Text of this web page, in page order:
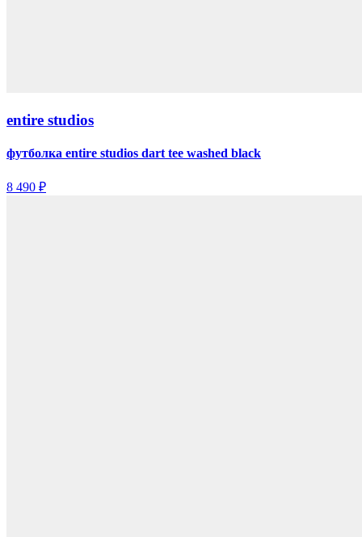
entire studios
футболка entire studios dart tee washed black
8 490 ₽